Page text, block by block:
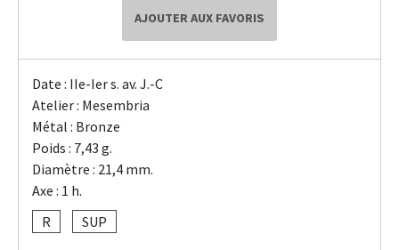
AJOUTER AUX FAVORIS
Date : IIe-Ier s. av. J.-C
Atelier : Mesembria
Métal : Bronze
Poids : 7,43 g.
Diamètre : 21,4 mm.
Axe : 1 h.
R
SUP